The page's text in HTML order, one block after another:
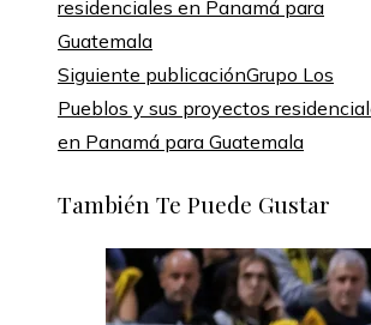
Siguiente publicaciónGrupo Los
Pueblos y sus proyectos
en Panamá para Guatemala
También Te Puede Gustar